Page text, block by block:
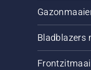
Bladblazers